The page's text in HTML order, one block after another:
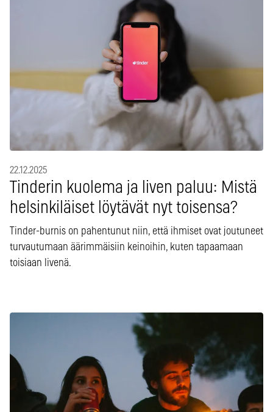
22.12.2025
Tinderin kuolema ja liven paluu: Mistä
helsinkiläiset löytävät nyt toisensa?
Tinder-burnis on pahentunut niin, että ihmiset ovat joutuneet
turvautumaan äärimmäisiin keinoihin, kuten tapaamaan
toisiaan livenä.